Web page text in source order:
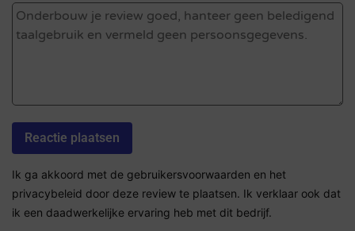
Ik ga akkoord met de gebruikersvoorwaarden en het
privacybeleid door deze review te plaatsen. Ik verklaar ook dat
ik een daadwerkelijke ervaring heb met dit bedrijf.